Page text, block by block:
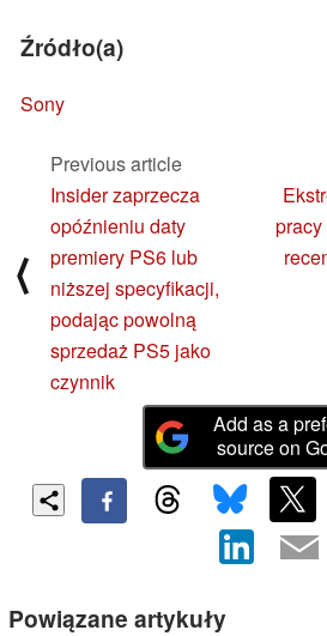
Źródło(a)
Sony
⟨
Previous article
Insider zaprzecza
opóźnieniu daty
premiery PS6 lub
niższej specyfikacji,
podając powolną
sprzedaż PS5 jako
czynnik
Add as a
source on
Powiązane artykuły